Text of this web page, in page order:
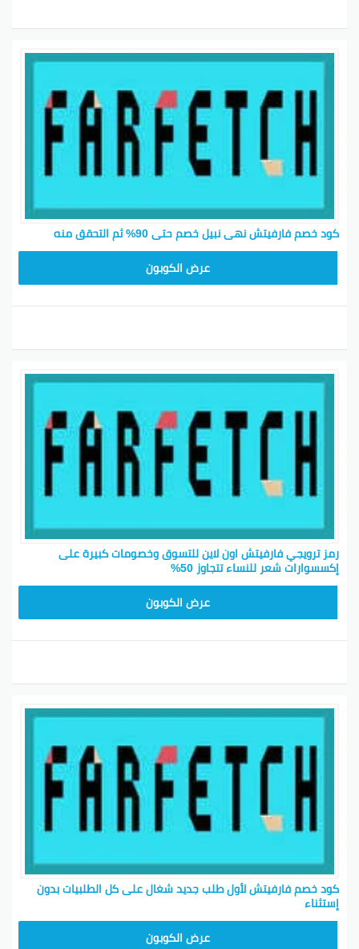
كود خصم فارفيتش نهى نبيل خصم حتى 90% ثم التحقق منه
عرض الكوبون
رمز ترويجي فارفيتش اون لاين للتسوق وخصومات كبيرة على
إكسسوارات شعر للنساء تتجاوز 50%
عرض الكوبون
كود خصم فارفيتش لأول طلب جديد شغال على كل الطلبيات بدون
إستثناء
عرض الكوبون